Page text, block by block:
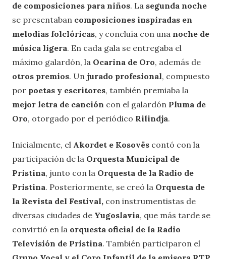
de composiciones para niños. La segunda noche
se presentaban composiciones inspiradas en
melodías folclóricas, y concluía con una noche de
música ligera. En cada gala se entregaba el
máximo galardón, la Ocarina de Oro, además de
otros premios. Un jurado profesional, compuesto
por poetas y escritores, también premiaba la
mejor letra de canción con el galardón Pluma de
Oro, otorgado por el periódico Rilindja.
Inicialmente, el Akordet e Kosovës contó con la
participación de la Orquesta Municipal de
Pristina, junto con la Orquesta de la Radio de
Pristina. Posteriormente, se creó la Orquesta de
la Revista del Festival, con instrumentistas de
diversas ciudades de Yugoslavia, que más tarde se
convirtió en la orquesta oficial de la Radio
Televisión de Pristina. También participaron el